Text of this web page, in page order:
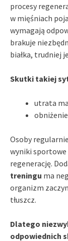
procesy
w mięśniach
wymagają
brakuje
białka, trudniej
Skutki takiej
utrata
Osoby
wyniki sportowe
regenerację.
treningu ma
organizm
tłuszcz.
Dlatego
odpowiednich